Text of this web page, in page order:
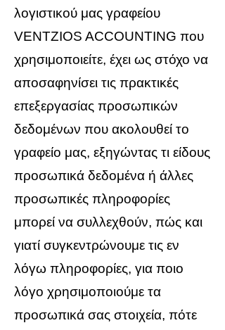
λογιστικού μας γραφείου
VENTZIOS ACCOUNTING που
χρησιμοποιείτε, έχει ως στόχο να
αποσαφηνίσει τις πρακτικές
επεξεργασίας προσωπικών
δεδομένων που ακολουθεί το
γραφείο μας, εξηγώντας τι είδους
προσωπικά δεδομένα ή άλλες
προσωπικές πληροφορίες
μπορεί να συλλεχθούν, πώς και
γιατί συγκεντρώνουμε τις εν
λόγω πληροφορίες, για ποιο
λόγο χρησιμοποιούμε τα
προσωπικά σας στοιχεία, πότε